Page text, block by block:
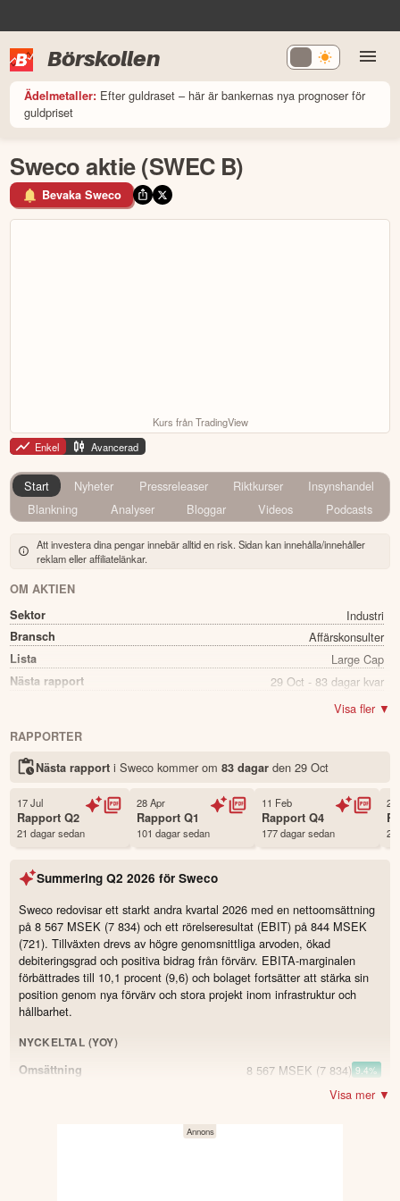
Börskollen
Ädelmetaller: Efter guldraset – här är bankernas nya prognoser för
guldpriset
Sweco aktie (SWEC B)
Bevaka Sweco
Kurs från TradingView
Enkel
Avancerad
Start Nyheter Pressreleaser Riktkurser
Insynshandel
Blankning
Analyser Bloggar Videos Podcasts
Att investera dina pengar innebär alltid en risk. Sidan kan innehålla/innehåller
reklam eller affiliatelänkar.
OM AKTIEN
Sektor
Industri
Bransch Affärskonsulter
Lista Large Cap
Nästa rapport 29 Oct - 83 dagar kvar
Ja
Namn
SWEC B
Status Noterad
Land
Antal ägare Avanza
Antal ägare Nordnet
9,812 st
Källa: Börsdata
Visa fler ▼
RAPPORTER
Nästa rapport i Sweco kommer om 83 dagarden 29 Oct
17 Jul
RapportQ2
21 dagar sedan
28 Apr
RapportQ1
101 dagar sedan
11 Feb
RapportQ4
177 dagar sedan
29
Summering Q2 2026 för Sweco
Sweco redovisar ett starkt andra kvartal 2026 med en nettoomsättning
på 8 567 MSEK (7 834) och ett rörelseresultat (EBIT) på 844 MSEK
(721). Tillväxten drevs av högre genomsnittliga arvoden, ökad
debiteringsgrad och positiva bidrag från förvärv. EBITA-marginalen
förbättrades till 10,1 procent (9,6) och bolaget fortsätter att stärka sin
position genom nya förvärv och stora projekt inom infrastruktur och
hållbarhet.
NYCKELTAL (YOY)
Omsättning
8 567 MSEK (7 834) 9.4%
(721) 17.1%
Visa mer ▼